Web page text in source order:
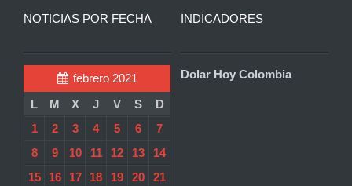
NOTICIAS POR FECHA
febrero 2021
L
M X J V S
D
1
2 3 4 5 6
7
8
9 10 11 12 13
14
15
16 17 18 19 20
21
INDICADORES
Dolar Hoy Colombia